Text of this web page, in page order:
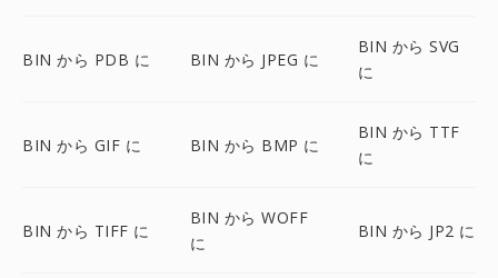
BIN から PDB に BIN から JPEG に
BIN から SVG
に
BIN から GIF に BIN から BMP に
BIN から TTF
に
BIN から TIFF に
BIN から WOFF
に
BIN から JP2 に